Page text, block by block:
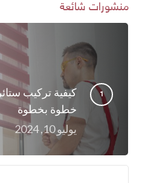
منشورات شائعة
كيفية تركيب
خطوة بخطوة
يوليو 10, 2024